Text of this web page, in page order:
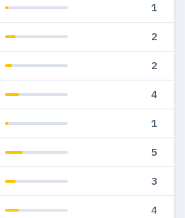
1
2
2
4
1
5
3
4